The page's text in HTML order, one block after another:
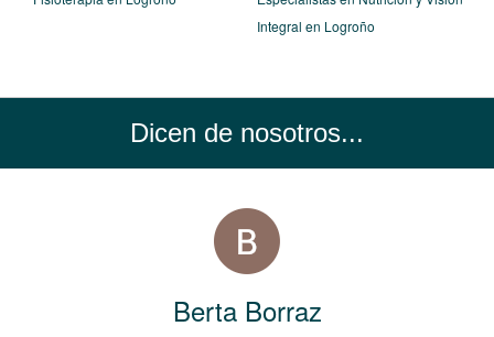
Integral en Logroño
Dicen de nosotros...
Berta Borraz